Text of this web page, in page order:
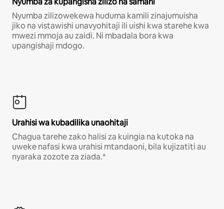
Nyumba zilizowekewa huduma kamili zinajumuisha
jiko na vistawishi unavyohitaji ili uishi kwa starehe kwa
mwezi mmoja au zaidi. Ni mbadala bora kwa
upangishaji mdogo.
Urahisi wa kubadilika unaohitaji
Chagua tarehe zako halisi za kuingia na kutoka na
uweke nafasi kwa urahisi mtandaoni, bila kujizatiti au
nyaraka zozote za ziada.*